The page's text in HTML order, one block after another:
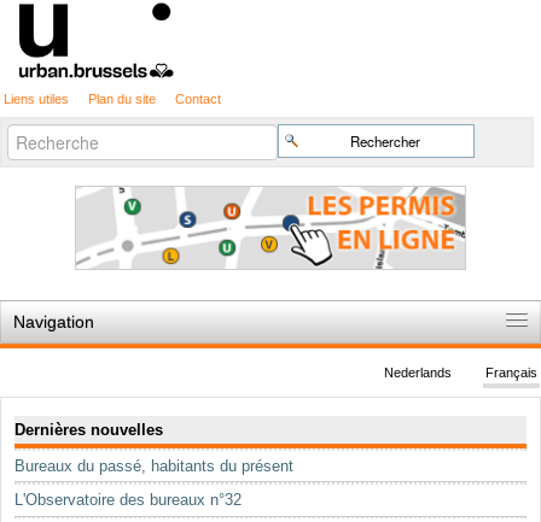
Liens utiles Plan du site Contact
Chercher par
Recherche
avancée…
Navigation
Règles du jeu
Permis d'urbanisme
Cartographie
Etudes et publications
Français
Nederlands
Dernières nouvelles
Bureaux du passé, habitants du présent
L'Observatoire des bureaux n°32